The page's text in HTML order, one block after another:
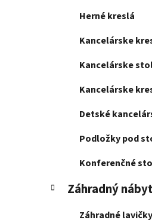
Herné kreslá
Kancelárske
Kancelárske
Kancelárske
Detské
Podložky pod
Konferenčné
Záhradný
Záhradné lavičky